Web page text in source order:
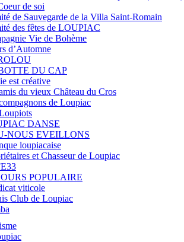
de soi
de Sauvegarde de la Villa Saint-Romain
des fêtes de LOUPIAC
Vie de Bohème
d’Automne
DU CAP
est créative
du vieux Château du Cros
de Loupiac
DANSE
NOUS EVEILLONS
loupiacaise
et Chasseur de Loupiac
POPULAIRE
viticole
Club de Loupiac